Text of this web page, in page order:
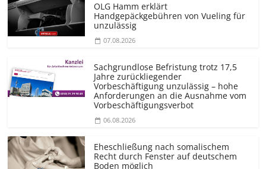
OLG Hamm erklärt
Handgepäckgebühren von Vueling für
unzulässig
07.08.2026
Sachgrundlose Befristung trotz 17,5
Jahre zurückliegender
Vorbeschäftigung unzulässig – hohe
Anforderungen an die Ausnahme vom
Vorbeschäf­tigungsverbot
06.08.2026
Eheschließung nach somalischem
Recht durch Fenster auf deutschem
Boden möglich